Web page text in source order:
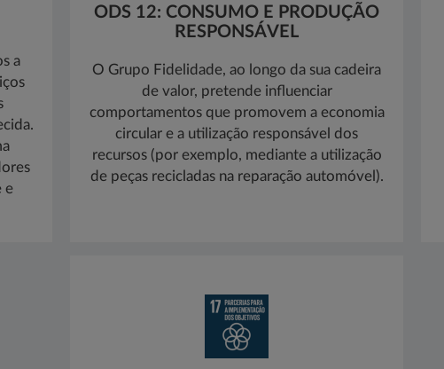
a
e
ODS 12: CONSUMO E PRODUÇÃO
RESPONSÁVEL
O Grupo Fidelidade, ao longo da sua cadeira
de valor, pretende influenciar
comportamentos que promovem a economia
circular e a utilização responsável dos
recursos (por exemplo, mediante a utilização
de peças recicladas na reparação automóvel).